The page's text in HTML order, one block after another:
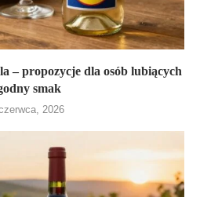
– propozycje dla osób lubiących
smak
2026